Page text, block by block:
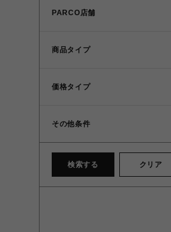
PARCO店舗
商品タイプ
価格タイプ
その他条件
検索する クリア